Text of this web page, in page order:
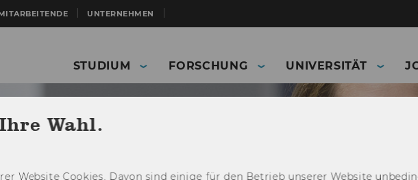
UNTERNEHMEN
STUDIUM FORSCHUNG UNIVERSITÄT
Wahl.
Web­site Coo­kies. Davon sind ei­ni­ge für den Be­trieb un­se­rer Web­site